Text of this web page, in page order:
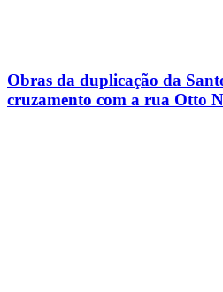
Obras da duplicação da
cruzamento com a rua Otto